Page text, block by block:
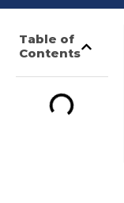
Table of
Contents